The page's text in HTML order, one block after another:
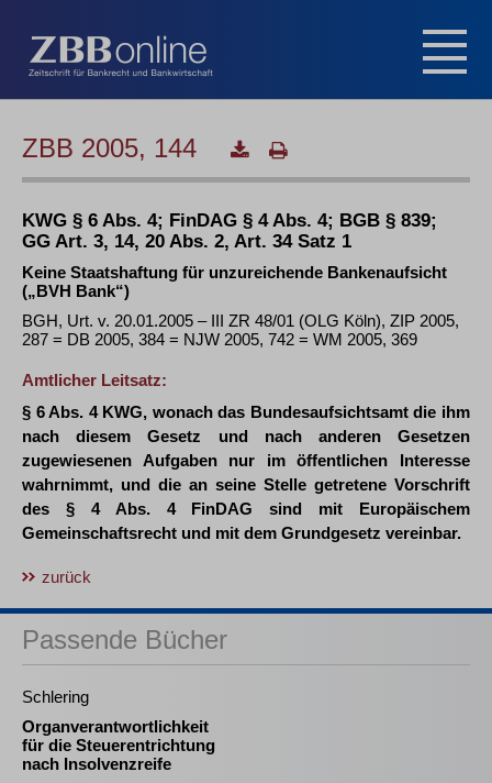
ZBB 2005, 144
KWG § 6 Abs. 4; FinDAG § 4 Abs. 4; BGB § 839;
GG Art. 3, 14, 20 Abs. 2, Art. 34 Satz 1
Keine Staatshaftung für unzureichende Bankenaufsicht
(„BVH Bank“)
BGH, Urt. v. 20.01.2005 – III ZR 48/01 (OLG Köln), ZIP 2005,
287 = DB 2005, 384 = NJW 2005, 742 = WM 2005, 369
Amtlicher Leitsatz:
§ 6 Abs. 4 KWG, wonach das Bundesaufsichtsamt die ihm
nach diesem Gesetz und nach anderen Gesetzen
zugewiesenen Aufgaben nur im öffentlichen Interesse
wahrnimmt, und die an seine Stelle getretene Vorschrift
des § 4 Abs. 4 FinDAG sind mit Europäischem
Gemeinschaftsrecht und mit dem Grundgesetz vereinbar.
zurück
Passende Bücher
Schlering
Organverantwortlichkeit
für die Steuerentrichtung
nach Insolvenzreife